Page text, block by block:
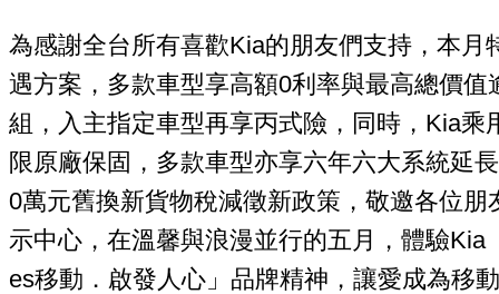
為感謝全台所有喜歡Kia的朋友們支持，本月
遇方案，多款車型享高額0利率與最高總價值
組，入主指定車型再享丙式險，同時，Kia乘
限原廠保固，多款車型亦享六年六大系統延
0萬元舊換新貨物稅減徵新政策，敬邀各位朋
示中心，在溫馨與浪漫並行的五月，體驗Kia
es移動．啟發人心」品牌精神，讓愛成為移